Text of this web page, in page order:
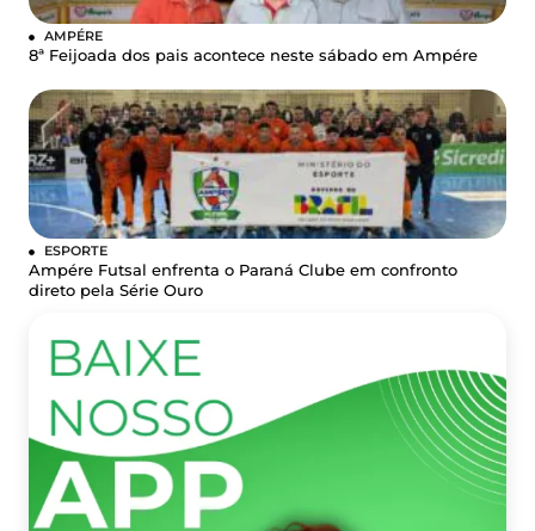
AMPÉRE
8ª Feijoada dos pais acontece neste sábado em Ampére
ESPORTE
Ampére Futsal enfrenta o Paraná Clube em confronto
direto pela Série Ouro